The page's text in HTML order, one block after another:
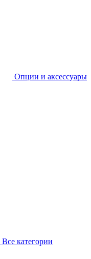
Опции и аксессуары
Все категории